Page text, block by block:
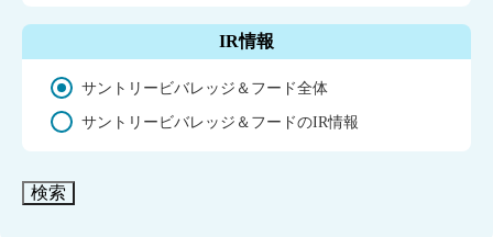
IR情報
サントリービバレッジ＆フード全体
サントリービバレッジ＆フードのIR情報
検索